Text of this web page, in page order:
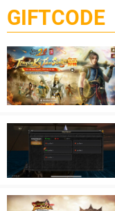
GIFTCODE